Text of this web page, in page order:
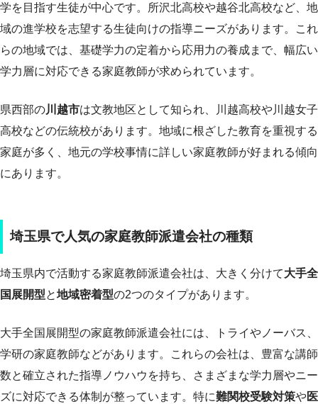
学を目指す生徒が中心です。所沢北高校や越谷北高校など、地
域の進学校を志望する生徒向けの指導ニーズがあります。これ
らの地域では、基礎学力の定着から応用力の養成まで、幅広い
学力層に対応できる家庭教師が求められています。
県西部の川越市は文教地区として知られ、川越高校や川越女子
高校などの伝統校があります。地域に根ざした教育を重視する
家庭が多く、地元の学校事情に詳しい家庭教師が好まれる傾向
にあります。
埼玉県で人気の家庭教師派遣会社の種類
埼玉県内で活動する家庭教師派遣会社は、大きく分けて大手全
国展開型と地域密着型の2つのタイプがあります。
大手全国展開型の家庭教師派遣会社には、トライやノーバス、
学研の家庭教師などがあります。これらの会社は、豊富な講師
数と確立された指導ノウハウを持ち、さまざまな学力層やニー
ズに対応できる体制が整っています。特に難関校受験対策や医